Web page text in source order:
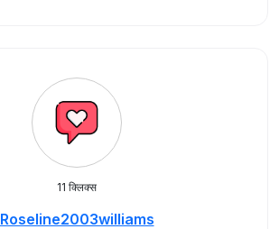
11 क्लिक्स
Roseline2003williams